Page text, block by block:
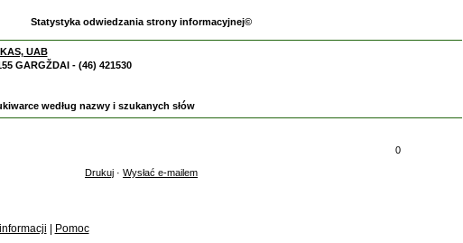
Statystyka odwiedzania strony informacyjnej©
UAB
GARGŽDAI - (46) 421530
według nazwy i szukanych słów
0
Drukuj · Wysłać e-mailem
Pomoc